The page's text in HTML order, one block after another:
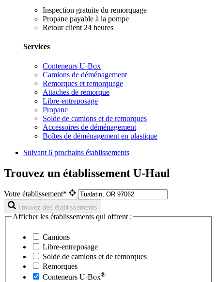
Inspection gratuite du remorquage
Propane payable à la pompe
Retour client 24 heures
Services
Conteneurs U-Box
Camions de déménagement
Remorques et remorquage
Attaches de remorque
Libre-entreposage
Propane
Solde de camions et de remorques
Accessoires de déménagement
Boîtes de déménagement en plastique
Suivant 6 prochains établissements
Trouvez un établissement U-Haul
Votre établissement*
Trouvez des établissements
Afficher les établissements qui offrent :
Camions
Libre-entreposage
Solde de camions et de remorques
Remorques
Conteneurs U-Box®